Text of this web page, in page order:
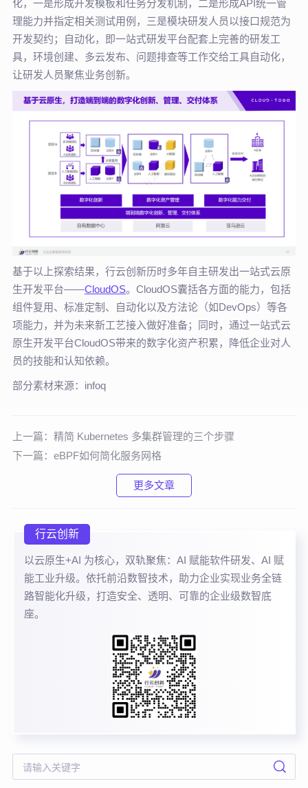
化，一是形成开发模板和任务分发机制，二是形成API统一管
理能力并指定相关测试用例，三是模块研发人员以接口规范为
开发契约；自动化，即一站式研发平台配套上完善的研发工
具，环境创建、多云发布、问题排查等工作交给工具自动化，
让研发人员聚焦业务创新。
基于以上探索结果，行云创新历时多年自主研发出一站式云原
生开发平台——CloudOS。CloudOS囊括各方面的能力，包括
组件复用、标准定制、自动化以及方法论（如DevOps）等各
项能力，并为未来新工艺接入做好准备；同时，通过一站式云
原生开发平台CloudOS带来的数字化资产积累，降低企业对人
员的技能和认知依赖。
部分素材来源：infoq
上一篇： 精简 Kubernetes 多集群管理的三个步骤
下一篇： eBPF如何简化服务网格
更多文章
行云创新
以云原生+AI 为核心，双轨聚焦：AI 赋能软件研发、AI 赋
能工业升级。依托前沿数智技术，助力企业实现业务全链
路智能化升级，打造安全、透明、可靠的企业级数智底
座。